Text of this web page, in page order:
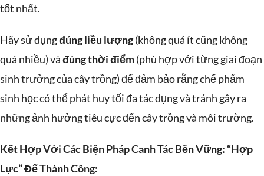
tốt nhất.
Hãy sử dụngđúng liều lượng(không quá ít cũng không
quá nhiều) vàđúng thời điểm(phù hợp với từng giai đoạn
sinh trưởng của cây trồng) để đảm bảo rằng chế phẩm
sinh học có thể phát huy tối đa tác dụng và tránh gây ra
những ảnh hưởng tiêu cực đến cây trồng và môi trường.
Kết Hợp Với Các Biện Pháp Canh Tác Bền Vững: “Hợp
Lực” Để Thành Công: